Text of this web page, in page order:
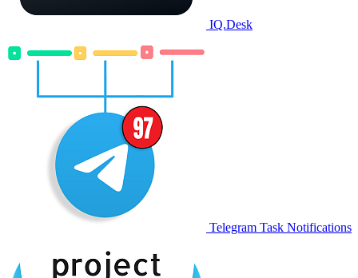
IQ.Desk
Telegram Task Notifications